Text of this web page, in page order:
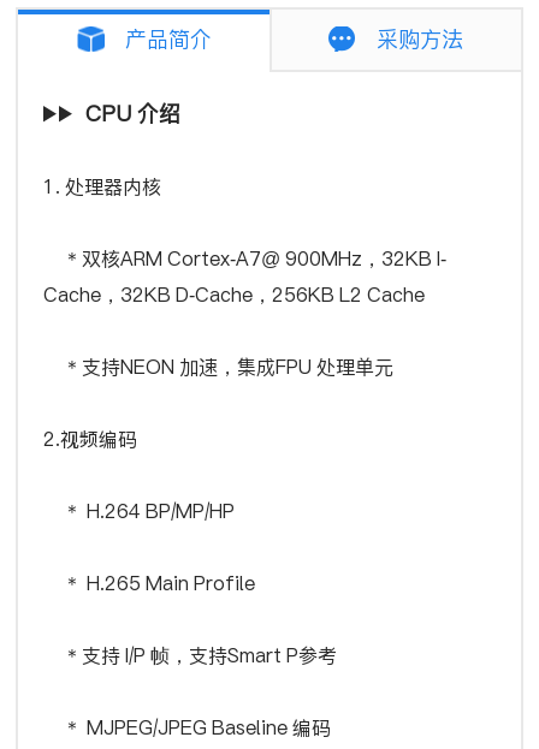
产品简介 采购方法
CPU 介绍
1. 处理器内核
＊双核ARM Cortex-A7@ 900MHz，32KB I-
Cache，32KB D-Cache，256KB L2 Cache
＊支持NEON 加速，集成FPU 处理单元
2.视频编码
＊ H.264 BP/MP/HP
＊ H.265 Main Profile
＊支持 I/P 帧，支持Smart P参考
＊ MJPEG/JPEG Baseline 编码